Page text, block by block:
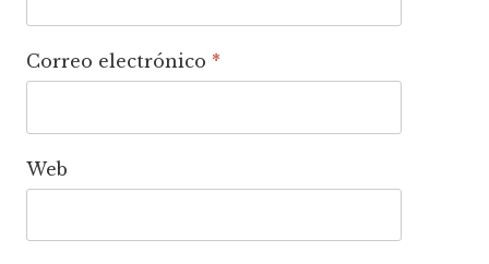
Correo electrónico *
Web